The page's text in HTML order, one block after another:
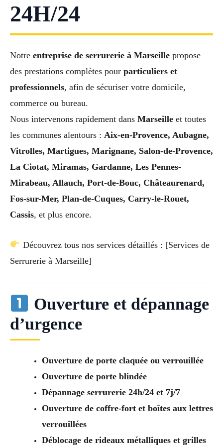
24H/24
Notre entreprise de serrurerie à Marseille propose
des prestations complètes pour particuliers et
professionnels, afin de sécuriser votre domicile,
commerce ou bureau.
Nous intervenons rapidement dans Marseille et toutes
les communes alentours : Aix-en-Provence, Aubagne,
Vitrolles, Martigues, Marignane, Salon-de-Provence,
La Ciotat, Miramas, Gardanne, Les Pennes-
Mirabeau, Allauch, Port-de-Bouc, Châteaurenard,
Fos-sur-Mer, Plan-de-Cuques, Carry-le-Rouet,
Cassis, et plus encore.
Découvrez tous nos services détaillés : [Services de
Serrurerie à Marseille]
Ouverture et dépannage
d’urgence
Ouverture de porte claquée ou verrouillée
Ouverture de porte blindée
Dépannage serrurerie 24h/24 et 7j/7
Ouverture de coffre-fort et boîtes aux lettres
verrouillées
Déblocage de rideaux métalliques et grilles